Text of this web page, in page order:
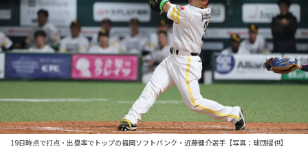
動画
日程・結果
順位表･成績
1軍公式戦
ファーム東地区
選手名鑑
19日時点で打点・出塁率でトップの福岡ソフトバンク・近藤健介選手【写真：球団提供】